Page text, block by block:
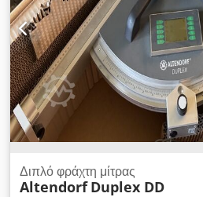
Διπλό φράχτη μίτρας
Altendorf Duplex DD